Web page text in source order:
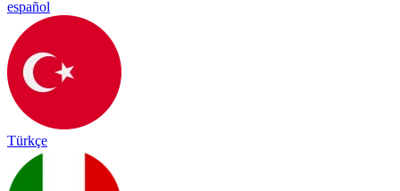
español
Türkçe